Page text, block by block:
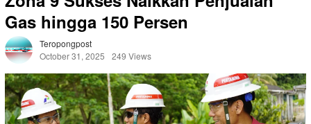
Gas hingga 150 Persen
Teropongpost
October 31, 2025
249 Views